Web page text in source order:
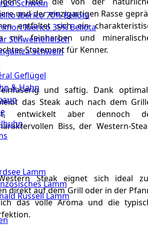
Schwein
Ibérico 70% Bellota
Ibérico 35% Bellota
Schweinefleisch
Schwein
Geflügel
& Hahn
Lamm
Lamm
Russell Lamm
und der einzigartigen Rasse
entfaltet sich ein
mit feinherben und
Statement für Kenner.
und saftig. Dank
das Steak auch nach dem
entwickelt aber dennoch
Biss, der Western-
Steak eignet sich ideal
direkt auf dem Grill oder in der
das volle Aroma und die